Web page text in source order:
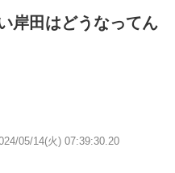
岸田はどうなってん
05/14(火) 07:39:30.20